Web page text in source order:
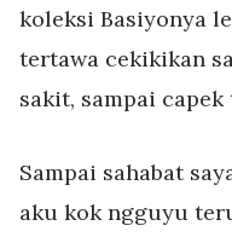
koleksi Basiyonya
tertawa cekikikan
sakit, sampai capek
Sampai sahabat
aku kok ngguyu